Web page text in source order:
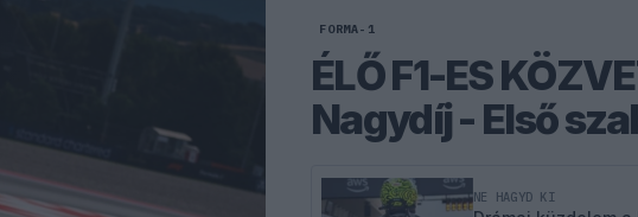
FORMA-1
ÉLŐ F1-ES
Nagydíj - Első
NE HAGYD KI